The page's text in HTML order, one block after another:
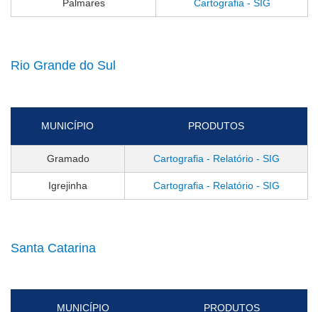
Palmares Cartografia - SIG
Rio Grande do Sul
MUNICÍPIO PRODUTOS
Gramado Cartografia - Relatório - SIG
Igrejinha Cartografia - Relatório - SIG
Santa Catarina
MUNICÍPIO PRODUTOS